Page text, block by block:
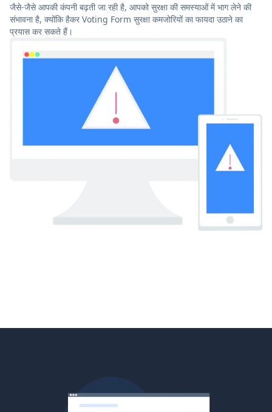
जैसे-जैसे आपकी कंपनी बढ़ती जा रही है, आपको सुरक्षा की समस्याओं में भाग लेने की
संभावना है, क्योंकि हैकर Voting Form सुरक्षा कमजोरियों का फायदा उठाने का
प्रयास कर सकते हैं।